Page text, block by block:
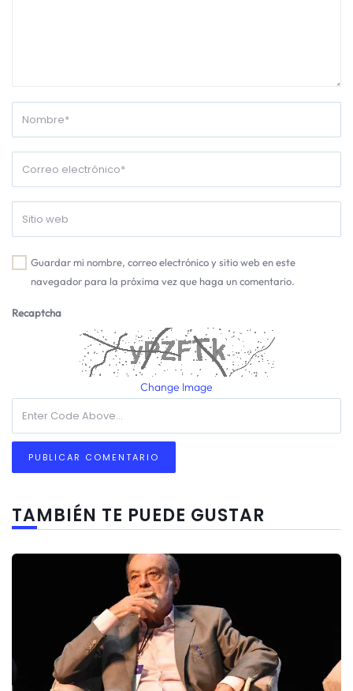
Guardar mi nombre, correo electrónico y sitio web en este
navegador para la próxima vez que haga un comentario.
Recaptcha
Change Image
TAMBIÉN TE PUEDE GUSTAR